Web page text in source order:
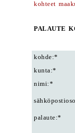
kohteet
PALAUTE
kohde:*
kunta:*
nimi:*
palaute:*